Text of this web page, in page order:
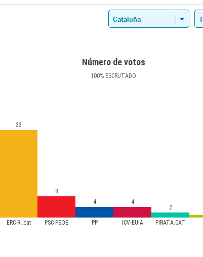
Número de votos
100% ESCRUTADO
ERC-RI.cat PSC-PSOE PP ICV-EUiA PIRATA.CAT
33
8
4
4
2